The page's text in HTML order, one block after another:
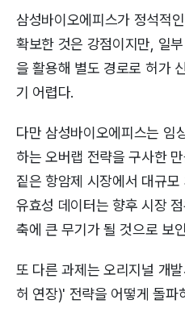
삼성바이오에피스가 정석적
확보한 것은 강점이지만, 일
을 활용해 별도 경로로 허가
기 어렵다.
다만 삼성바이오에피스는 임
하는 오버랩 전략을 구사한
짙은 항암제 시장에서 대규
유효성 데이터는 향후 시장
축에 큰 무기가 될 것으로 보
또 다른 과제는 오리지널 개
허 연장)' 전략을 어떻게 돌파